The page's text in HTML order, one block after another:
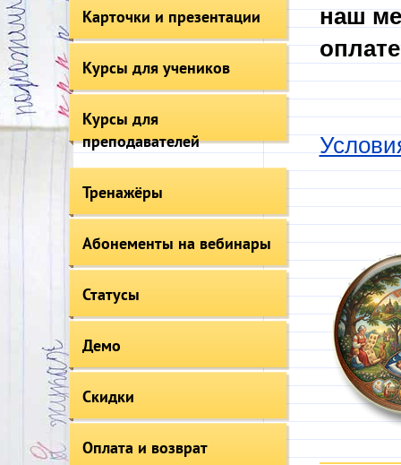
Карточки и презентации
Курсы для учеников
Курсы для
преподавателей
Тренажёры
Абонементы на вебинары
Статусы
Демо
Скидки
Оплата и возврат
наш